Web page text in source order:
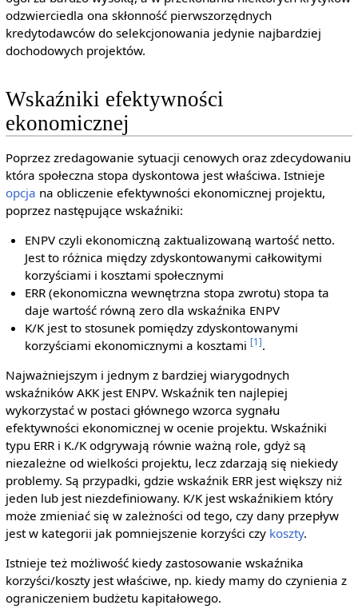
odzwierciedla ona skłonność pierwszorzędnych
kredytodawców do selekcjonowania jedynie najbardziej
dochodowych projektów.
Wskaźniki efektywności
ekonomicznej
Poprzez zredagowanie sytuacji cenowych oraz zdecydowaniu
która społeczna stopa dyskontowa jest właściwa. Istnieje
opcja na obliczenie efektywności ekonomicznej projektu,
poprzez następujące wskaźniki:
ENPV czyli ekonomiczną zaktualizowaną wartość netto.
Jest to różnica między zdyskontowanymi całkowitymi
korzyściami i kosztami społecznymi
ERR (ekonomiczna wewnętrzna stopa zwrotu) stopa ta
daje wartość równą zero dla wskaźnika ENPV
K/K jest to stosunek pomiędzy zdyskontowanymi
korzyściami ekonomicznymi a kosztami [1].
Najważniejszym i jednym z bardziej wiarygodnych
wskaźników AKK jest ENPV. Wskaźnik ten najlepiej
wykorzystać w postaci głównego wzorca sygnału
efektywności ekonomicznej w ocenie projektu. Wskaźniki
typu ERR i K./K odgrywają równie ważną role, gdyż są
niezależne od wielkości projektu, lecz zdarzają się niekiedy
problemy. Są przypadki, gdzie wskaźnik ERR jest większy niż
jeden lub jest niezdefiniowany. K/K jest wskaźnikiem który
może zmieniać się w zależności od tego, czy dany przepływ
jest w kategorii jak pomniejszenie korzyści czy koszty.
Istnieje też możliwość kiedy zastosowanie wskaźnika
korzyści/koszty jest właściwe, np. kiedy mamy do czynienia z
ograniczeniem budżetu kapitałowego.